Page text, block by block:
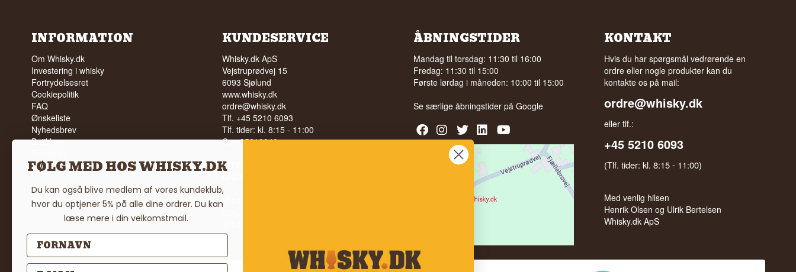
INFORMATION
Om Whisky.dk
Investering i whisky
Fortrydelsesret
Cookiepolitik
FAQ
Ønskeliste
Nyhedsbrev
Butikken
Vilkår
KUNDESERVICE
Whisky.dk ApS
Vejstruprødvej 15
6093 Sjølund
www.whisky.dk
ordre@whisky.dk
Tlf. +45 5210 6093
Tlf. tider: kl. 8:15 - 11:00
Cvr: 35210040
INTET SALG AF ALKOHOL TIL UNGE
Vi har en bedømmelse på
ÅBNINGSTIDER
Mandag til torsdag: 11:30 til 16:00
Fredag: 11:30 til 15:00
Første lørdag i måneden: 10:00 til 15:00
Se særlige åbningstider på Google
KONTAKT
Hvis du har spørgsmål vedrørende en
ordre eller nogle produkter kan du
kontakte os på mail:
ordre@whisky.dk
eller tlf.:
+45 5210 6093
(Tlf. tider: kl. 8:15 - 11:00)
Med venlig hilsen
Henrik Olsen og Ulrik Bertelsen
Whisky.dk ApS
FØLG MED HOS WHISKY.DK
Du kan også blive medlem af vores kundeklub,
hvor du optjener 5% på alle dine ordrer. Du kan
læse mere i din velkomstmail.